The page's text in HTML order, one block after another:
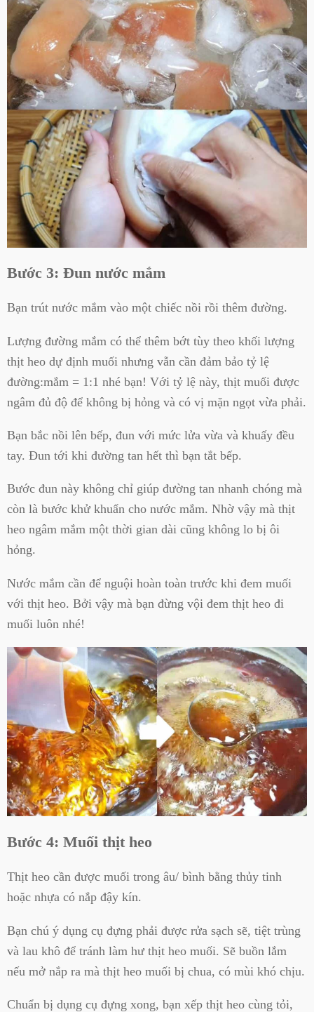
Bước 3: Đun nước mắm
Bạn trút nước mắm vào một chiếc nồi rồi thêm đường.
Lượng đường mắm có thể thêm bớt tùy theo khối lượng
thịt heo dự định muối nhưng vẫn cần đảm bảo tỷ lệ
đường:mắm = 1:1 nhé bạn! Với tỷ lệ này, thịt muối được
ngâm đủ độ để không bị hỏng và có vị mặn ngọt vừa phải.
Bạn bắc nồi lên bếp, đun với mức lửa vừa và khuấy đều
tay. Đun tới khi đường tan hết thì bạn tắt bếp.
Bước đun này không chỉ giúp đường tan nhanh chóng mà
còn là bước khử khuẩn cho nước mắm. Nhờ vậy mà thịt
heo ngâm mắm một thời gian dài cũng không lo bị ôi
hỏng.
Nước mắm cần để nguội hoàn toàn trước khi đem muối
với thịt heo. Bởi vậy mà bạn đừng vội đem thịt heo đi
muối luôn nhé!
Bước 4: Muối thịt heo
Thịt heo cần được muối trong âu/ bình bằng thủy tinh
hoặc nhựa có nắp đậy kín.
Bạn chú ý dụng cụ đựng phải được rửa sạch sẽ, tiệt trùng
và lau khô để tránh làm hư thịt heo muối. Sẽ buồn lắm
nếu mở nắp ra mà thịt heo muối bị chua, có mùi khó chịu.
Chuẩn bị dụng cụ đựng xong, bạn xếp thịt heo cùng tỏi,